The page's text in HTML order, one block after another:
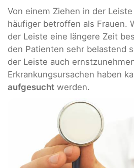
Von einem Ziehen in der
häufiger betroffen als Frauen.
der Leiste eine längere Zeit
den Patienten sehr belastend
der Leiste auch
Erkrankungsursachen haben
aufgesucht werden.